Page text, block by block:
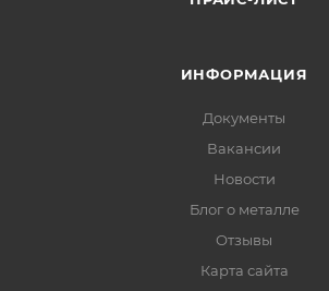
ИНФОРМАЦИЯ
Документы
Вакансии
Новости
Блог о металле
Отзывы
Карта сайта